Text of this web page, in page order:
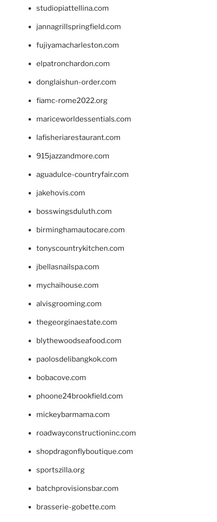
studiopiattellina.com
jannagrillspringfield.com
fujiyamacharleston.com
elpatronchardon.com
donglaishun-order.com
fiamc-rome2022.org
mariceworldessentials.com
lafisheriarestaurant.com
915jazzandmore.com
aguadulce-countryfair.com
jakehovis.com
bosswingsduluth.com
birminghamautocare.com
tonyscountrykitchen.com
jbellasnailspa.com
mychaihouse.com
alvisgrooming.com
thegeorginaestate.com
blythewoodseafood.com
paolosdelibangkok.com
bobacove.com
phoone24brookfield.com
mickeybarmama.com
roadwayconstructioninc.com
shopdragonflyboutique.com
sportszilla.org
batchprovisionsbar.com
brasserie-gobette.com